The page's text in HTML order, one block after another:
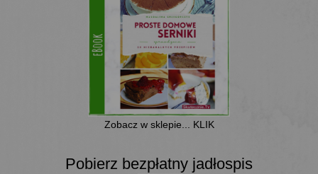
Zobacz w sklepie... KLIK
Pobierz bezpłatny jadłospis